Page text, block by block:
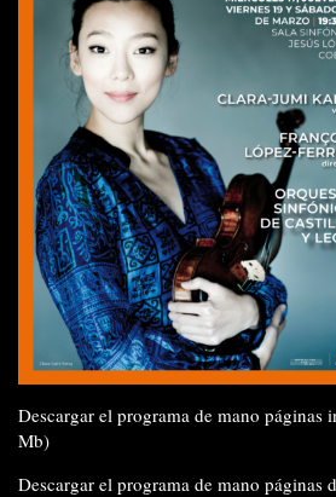
Descargar el programa de mano páginas
Mb)
Descargar el programa de mano páginas